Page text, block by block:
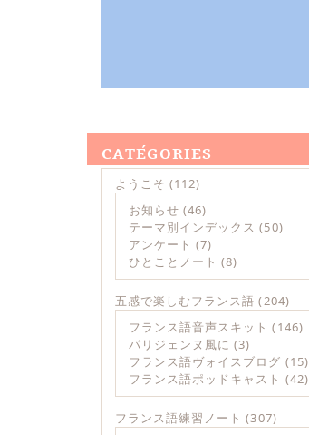
CATÉGORIES
ようこそ (112)
お知らせ (46)
テーマ別インデックス (50)
アンケート (7)
ひとことノート (8)
五感で楽しむフランス語 (204)
フランス語音声スキット (146)
パリジェンヌ風に (3)
フランス語ヴォイスブログ (15)
フランス語ポッドキャスト (42)
フランス語練習ノート (307)